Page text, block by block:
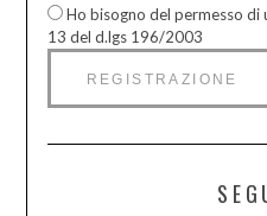
Ho bisogno del permesso di
13 del d.lgs 196/2003